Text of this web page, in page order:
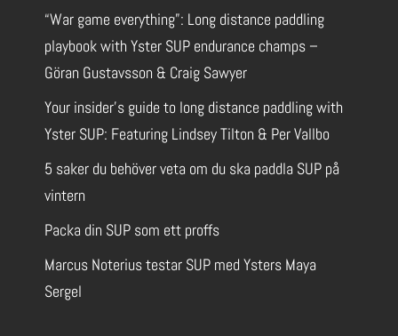
“War game everything”: Long distance paddling
playbook with Yster SUP endurance champs –
Göran Gustavsson & Craig Sawyer
Your insider’s guide to long distance paddling with
Yster SUP: Featuring Lindsey Tilton & Per Vallbo
5 saker du behöver veta om du ska paddla SUP på
vintern
Packa din SUP som ett proffs
Marcus Noterius testar SUP med Ysters Maya
Sergel